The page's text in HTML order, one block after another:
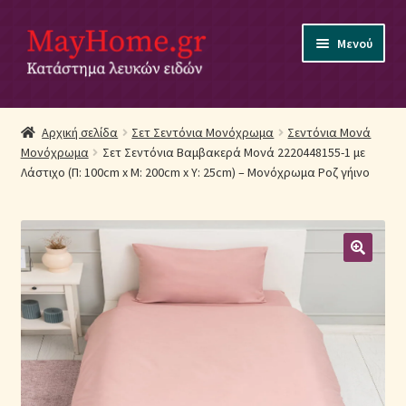
Απευθείας
μετάβαση
στην
Μετάβαση
σε
περιεχόμενο
Μενού
Αρχική
Ακύρωση Παραγγελίας
Βρεφικά Λευκά Είδη
Επικοινωνία
Επιστροφές Προϊόντων
Η εταιρία μας
Αρχική σελίδα Σετ Σεντόνια Μονόχρωμα
Σεντόνια Μονά
Μονόχρωμα
Σετ Σεντόνια Βαμβακερά Μονά 2220448155-1 με
Λάστιχο (Π: 100cm x Μ: 200cm x Υ: 25cm) – Μονόχρωμα Ροζ γήινο